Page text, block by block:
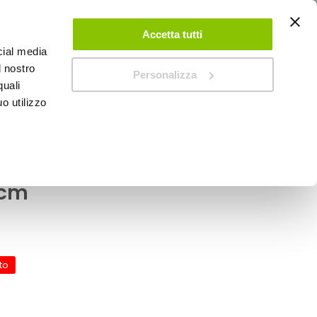
media
nostro
utilizzo
Accetta tutti
Personalizza
ACCEDI CREA UN ACCOUNT CONTATTACI